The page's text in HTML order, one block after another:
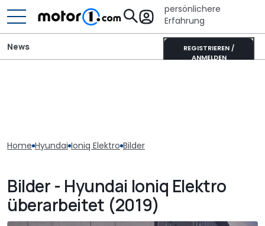
persönlichere
Erfahrung
REGISTRIEREN /
ANMELDEN
News
Home Hyundai Ioniq Elektro Bilder
Bilder - Hyundai Ioniq Elektro
überarbeitet (2019)